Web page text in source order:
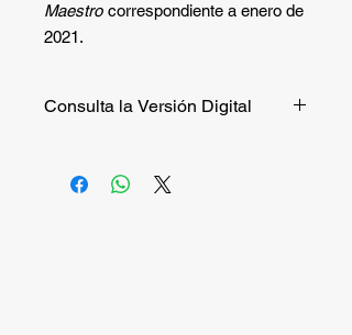
Maestro correspondiente a enero de
2021.
Consulta la Versión Digital
entrando aeste enlace